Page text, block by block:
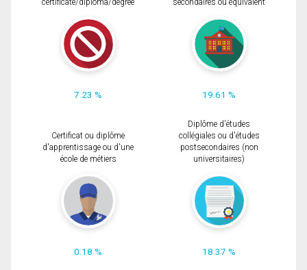
certificate/diploma/degree
7.23 %
secondaires ou équivalent
19.61 %
Certificat ou diplôme
d'apprentissage ou d'une
école de métiers
0.18 %
Diplôme d'études
collégiales ou d'études
postsecondaires (non
universitaires)
18.37 %